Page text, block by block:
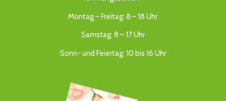
Montag – Freitag: 8 – 18 Uhr
Samstag: 8 – 17 Uhr
Sonn- und Feiertag: 10 bis 16 Uhr